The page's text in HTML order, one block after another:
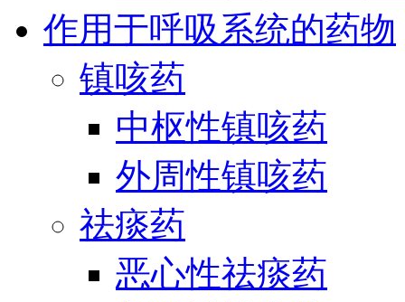
作用于呼吸系统的药物
镇咳药
中枢性镇咳药
外周性镇咳药
祛痰药
恶心性祛痰药